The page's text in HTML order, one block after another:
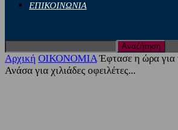
ΕΠΙΚΟΙΝΩΝΙΑ
Αρχική ΟΙΚΟΝΟΜΙΑ Έφτασε η ώρα για
Ανάσα για χιλιάδες οφειλέτες...